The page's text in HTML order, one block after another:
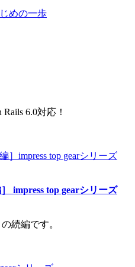
めの一歩
6.0対応！
impress top gearシリーズ
続編です。